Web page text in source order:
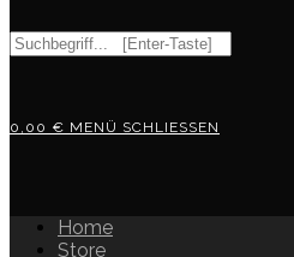
UMSCHALTEN
Diese
Website
0,00 € MENÜ SCHLIESSEN
Home
Store